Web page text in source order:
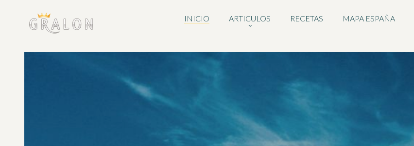
INICIO ARTICULOS RECETAS MAPA ESPAÑA